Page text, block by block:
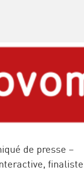
de presse –
finaliste